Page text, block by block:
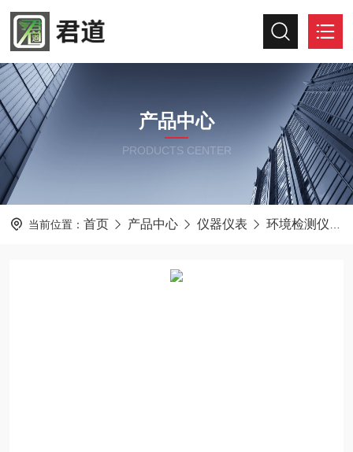
产品中心
PRODUCTS CENTER
当前位置： 首页 产品中心 仪器仪表 环境检测仪器